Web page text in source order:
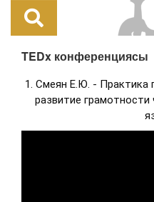
TEDx конференциясы
1. Смеян Е.Ю. - Практика
развитие грамотности